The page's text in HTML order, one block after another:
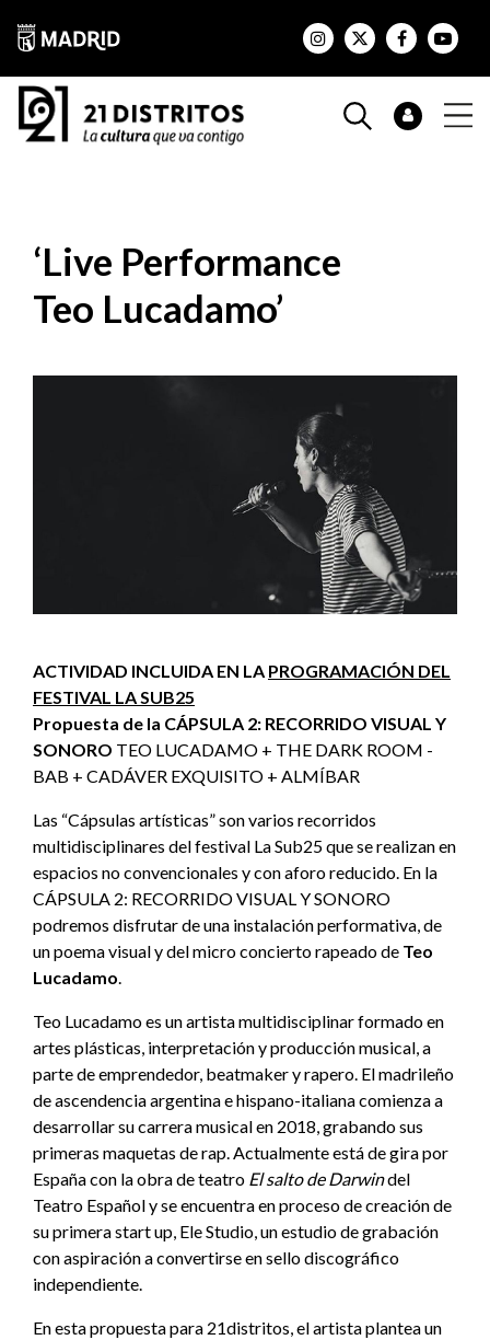
‘Live Performance
Teo Lucadamo’
ACTIVIDAD INCLUIDA EN LA PROGRAMACIÓN DEL
FESTIVAL LA SUB25
Propuesta de la CÁPSULA 2: RECORRIDO VISUAL Y
SONORO TEO LUCADAMO + THE DARK ROOM -
BAB + CADÁVER EXQUISITO + ALMÍBAR
Las “Cápsulas artísticas” son varios recorridos
multidisciplinares del festival La Sub25 que se realizan en
espacios no convencionales y con aforo reducido. En la
CÁPSULA 2: RECORRIDO VISUAL Y SONORO
podremos disfrutar de una instalación performativa, de
un poema visual y del micro concierto rapeado de Teo
Lucadamo.
Teo Lucadamo es un artista multidisciplinar formado en
artes plásticas, interpretación y producción musical, a
parte de emprendedor, beatmaker y rapero. El madrileño
de ascendencia argentina e hispano-italiana comienza a
desarrollar su carrera musical en 2018, grabando sus
primeras maquetas de rap. Actualmente está de gira por
España con la obra de teatro El salto de Darwindel
Teatro Español y se encuentra en proceso de creación de
su primera start up, Ele Studio, un estudio de grabación
con aspiración a convertirse en sello discográfico
independiente.
En esta propuesta para 21distritos, el artista plantea un